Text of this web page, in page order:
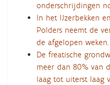
onderschrijdingen
In het IJzerbekken
Polders neemt de
de afgelopen weken.
De freatische
meer dan 80% van
laag tot uiterst laag